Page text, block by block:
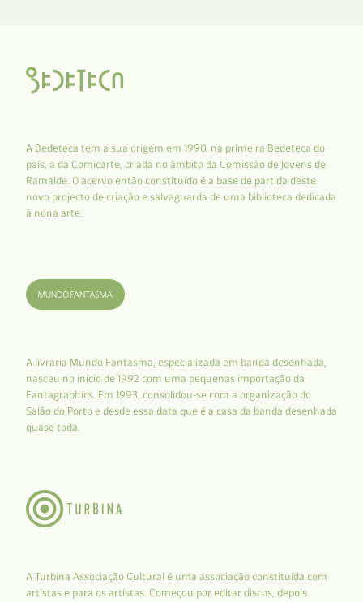
A Bedeteca tem a sua origem em 1990, na primeira Bedeteca do
país, a da Comicarte, criada no âmbito da Comissão de Jovens de
Ramalde. O acervo então constituído é a base de partida deste
novo projecto de criação e salvaguarda de uma biblioteca dedicada
à nona arte.
A livraria Mundo Fantasma, especializada em banda desenhada,
nasceu no início de 1992 com uma pequenas importação da
Fantagraphics. Em 1993, consolidou-se com a organização do
Salão do Porto e desde essa data que é a casa da banda desenhada
quase toda.
A Turbina Associação Cultural é uma associação constituída com
artistas e para os artistas. Começou por editar discos, depois